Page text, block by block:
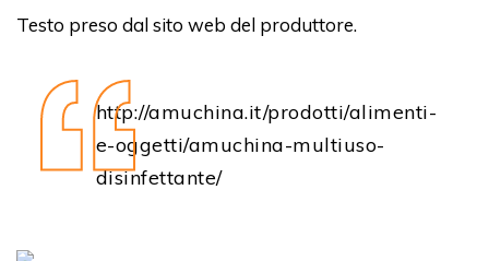
Testo preso dal sito web del produttore.
http://amuchina.it/prodotti/alimenti-
e-oggetti/amuchina-multiuso-
disinfettante/